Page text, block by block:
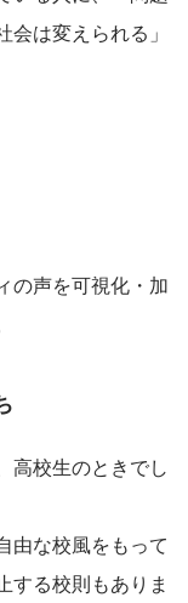
は変えられる」
の声を可視化・加
高校生のときでし
由な校風をもって
する校則もありま